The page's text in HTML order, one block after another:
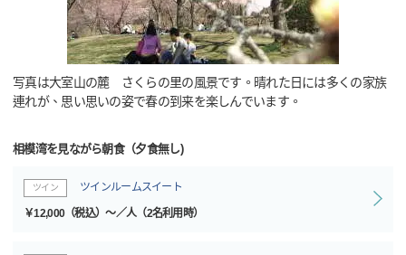
写真は大室山の麓 さくらの里の風景です。晴れた日には多くの家族
連れが、思い思いの姿で春の到来を楽しんでいます。
相模湾を見ながら朝食（夕食無し)
ツイン ツインルームスイート
￥12,000（税込）～／人（2名利用時）